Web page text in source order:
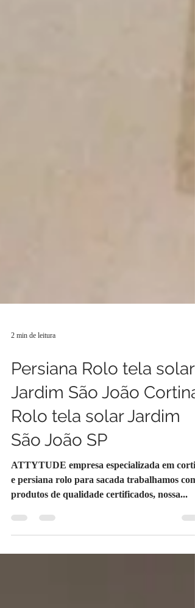
2 min de leitura
Persiana Rolo tela solar
Jardim São João Cortina
Rolo tela solar Jardim
São João SP
ATTYTUDE empresa especializada em
e persiana rolo para sacada trabalhamos com